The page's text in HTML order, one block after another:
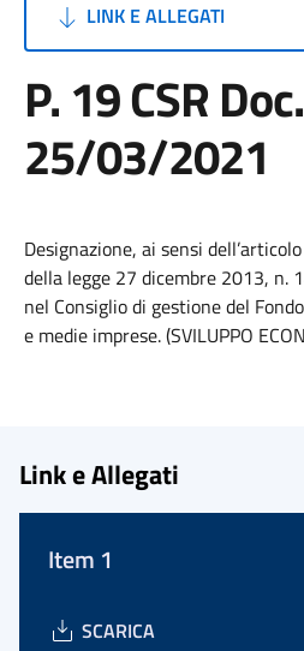
LINK E ALLEGATI
P. 19 CSR
25/03/2021
Designazione, ai sensi
della legge 27 dicembre 2013, n.
nel Consiglio di gestione del
e medie imprese. (SVILUPPO
Link e Allegati
Item 1
SCARICA